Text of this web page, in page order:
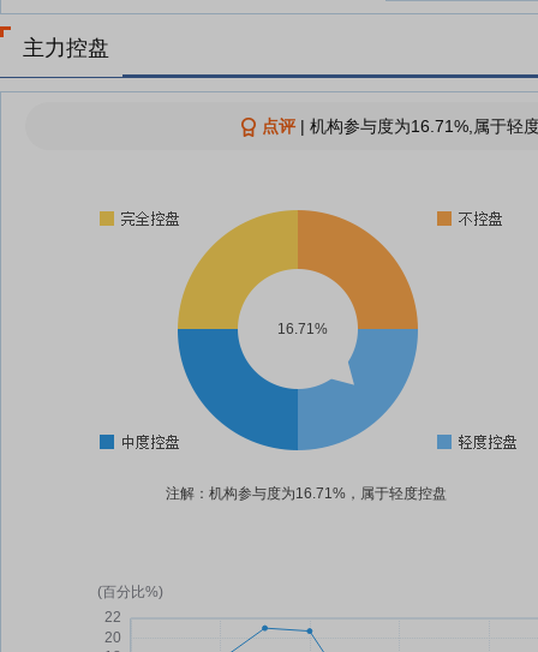
主力控盘
点评| 机构参与度为16.71%,属于轻
16.71%
注解：机构参与度为16.71%，属于轻度控盘